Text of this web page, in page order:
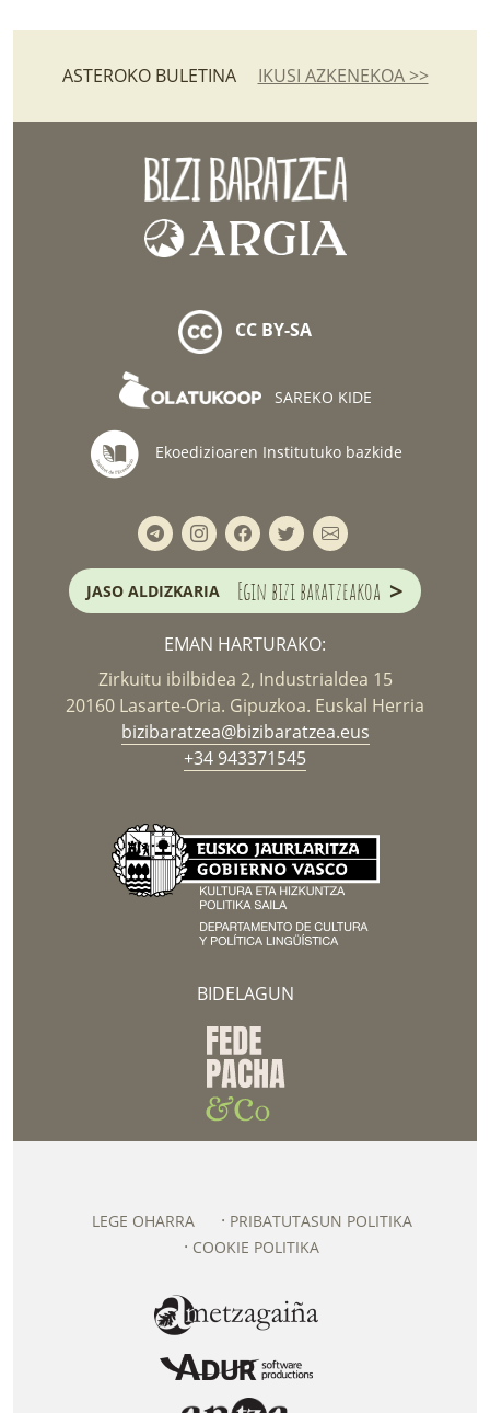
ASTEROKO BULETINA IKUSI AZKENEKOA >>
CC BY-SA
SAREKO KIDE
Ekoedizioaren Institutuko bazkide
JASO ALDIZKARIA Egin bizi baratzeakoa >
EMAN HARTURAKO:
Zirkuitu ibilbidea 2, Industrialdea 15
20160 Lasarte-Oria. Gipuzkoa. Euskal Herria
bizibaratzea@bizibaratzea.eus
+34 943371545
BIDELAGUN
LEGE OHARRA
PRIBATUTASUN POLITIKA
COOKIE POLITIKA